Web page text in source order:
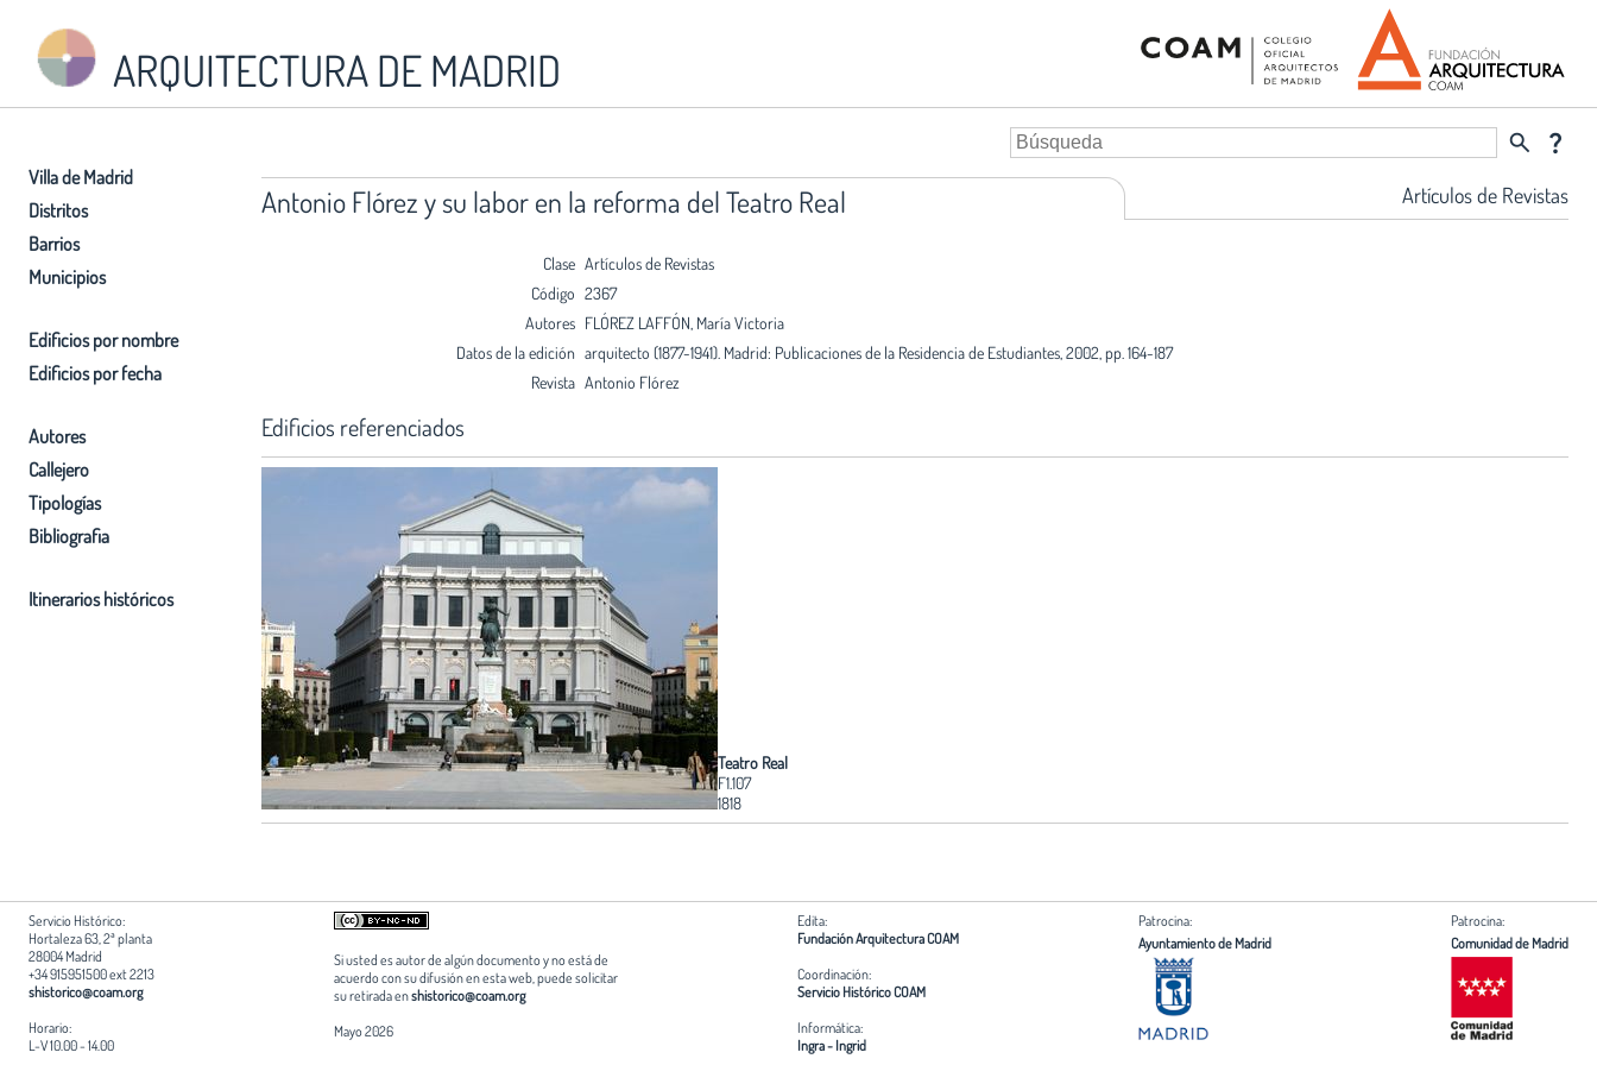
ARQUITECTURA DE MADRID
Villa de Madrid
Distritos
Barrios
Municipios
Edificios por nombre
Edificios por fecha
Autores
Callejero
Tipologías
Bibliografia
Itinerarios históricos
search question_mark
Antonio Flórez y su labor en la reforma del Teatro Real Artículos de Revistas
Clase Artículos de Revistas
Código 2367
Autores FLÓREZ LAFFÓN, María Victoria
Datos de la edición arquitecto (1877-1941). Madrid: Publicaciones de la Residencia de Estudiantes, 2002, pp. 164-187
Revista Antonio Flórez
Edificios referenciados
Teatro Real
F1.107
1818
Servicio Histórico:
Hortaleza 63, 2ª planta
28004 Madrid
+34 915951500 ext 2213
shistorico@coam.org
Horario:
L-V 10.00 - 14.00
Si usted es autor de algún documento y no está de
acuerdo con su difusión en esta web, puede solicitar
su retirada enshistorico@coam.org
Mayo 2026
Edita:
Fundación Arquitectura COAM
Coordinación:
Servicio Histórico COAM
Informática:
Ingra - Ingrid
Patrocina:
Ayuntamiento de Madrid
Patrocina:
Comunidad de Madrid